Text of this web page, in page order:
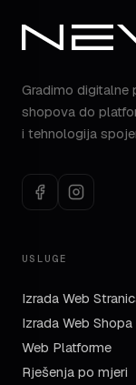
Gradimo digitalne
shopova do
i tehnologija
USLUGE
Izrada Web
Izrada Web Shopa
Web Platforme
Rješenja po mjeri